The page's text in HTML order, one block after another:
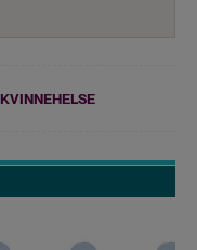
KVINNEHELSE